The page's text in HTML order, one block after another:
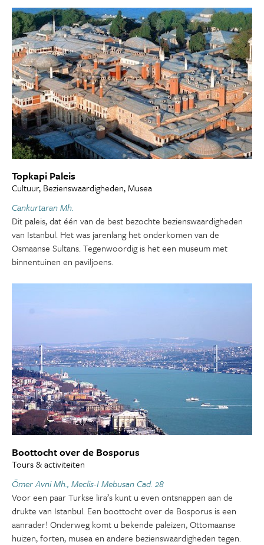
Topkapi Paleis
Cultuur, Bezienswaardigheden, Musea
Cankurtaran Mh.
Dit paleis, dat één van de best bezochte bezienswaardigheden
van Istanbul. Het was jarenlang het onderkomen van de
Osmaanse Sultans. Tegenwoordig is het een museum met
binnentuinen en paviljoens.
Boottocht over de Bosporus
Tours & activiteiten
Ömer Avni Mh., Meclis-I Mebusan Cad. 28
Voor een paar Turkse lira’s kunt u even ontsnappen aan de
drukte van Istanbul. Een boottocht over de Bosporus is een
aanrader! Onderweg komt u bekende paleizen, Ottomaanse
huizen, forten, musea en andere bezienswaardigheden tegen.